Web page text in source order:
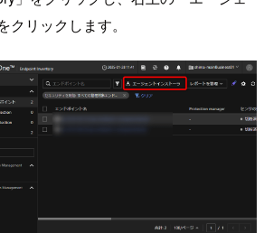
クリックします。